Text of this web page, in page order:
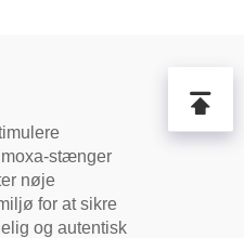
moxa-stænger
nøje
for at sikre
og autentisk